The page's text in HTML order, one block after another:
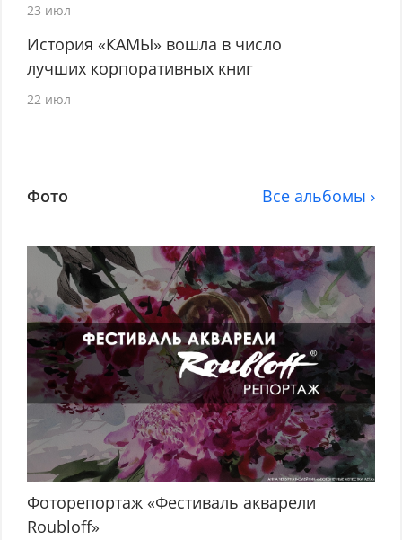
23 июл
История «КАМЫ» вошла в число
лучших корпоративных книг
22 июл
Фото Все альбомы ›
Фоторепортаж «Фестиваль акварели
Roubloff»